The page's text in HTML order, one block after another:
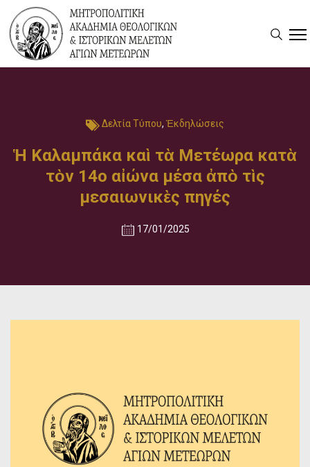
Δελτία Τύπου, Ἐκδηλώσεις
Ἡ Καλαμπάκα καὶ τὰ Μετέωρα κατὰ
τὸν 14ο αἰώνα μέσα ἀπὸ τὶς
μεσαιωνικὲς πηγές
17/01/2025